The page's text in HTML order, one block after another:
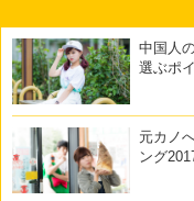
中国人
選ぶポ
元カノ
ング